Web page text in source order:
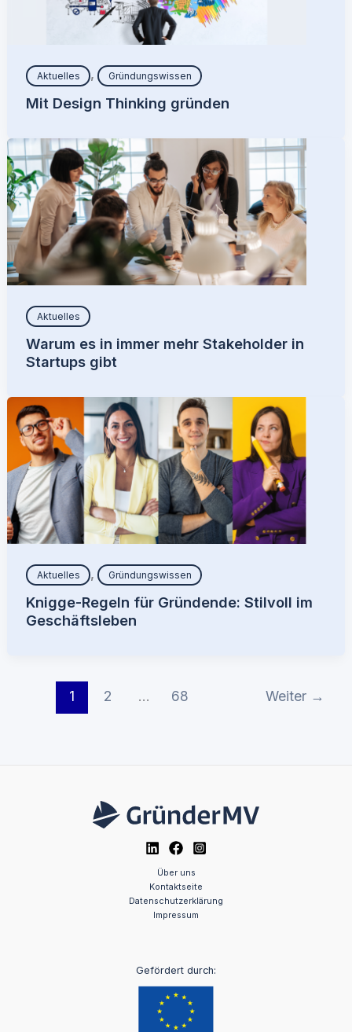
Aktuelles , Gründungswissen
Mit Design Thinking gründen
Aktuelles
Warum es in immer mehr Stakeholder in
Startups gibt
Aktuelles , Gründungswissen
Knigge-Regeln für Gründende: Stilvoll im
Geschäftsleben
1 2 … 68 Weiter →
Über uns
Kontaktseite
Datenschutzerklärung
Impressum
Gefördert durch: